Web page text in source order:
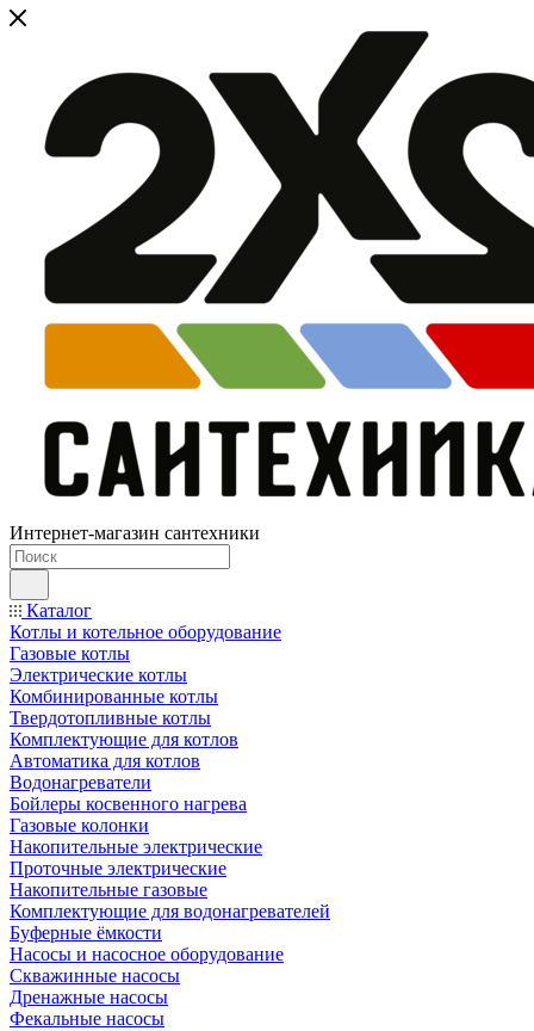
Интернет-магазин сантехники
Каталог
Котлы и котельное оборудование
Газовые котлы
Электрические котлы
Комбинированные котлы
Твердотопливные котлы
Комплектующие для котлов
Автоматика для котлов
Водонагреватели
Бойлеры косвенного нагрева
Газовые колонки
Накопительные электрические
Проточные электрические
Накопительные газовые
Комплектующие для водонагревателей
Буферные ёмкости
Насосы и насосное оборудование
Скважинные насосы
Дренажные насосы
Фекальные насосы